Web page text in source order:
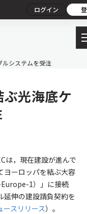
ログイン
ルシステムを受注
光海底ケ
は，現在建設が進んで
ヨーロッパを結ぶ大容
1）」に接続
延伸の建設請負契約を
ースリリース）。